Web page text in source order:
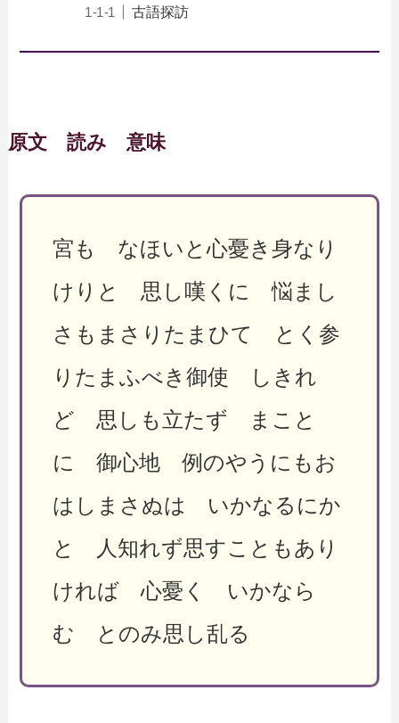
古語探訪
原文 読み 意味
宮も なほいと心憂き身なり
けりと 思し嘆くに 悩まし
さもまさりたまひて とく参
りたまふべき御使 しきれ
ど 思しも立たず まこと
に 御心地 例のやうにもお
はしまさぬは いかなるにか
と 人知れず思すこともあり
ければ 心憂く いかなら
む とのみ思し乱る